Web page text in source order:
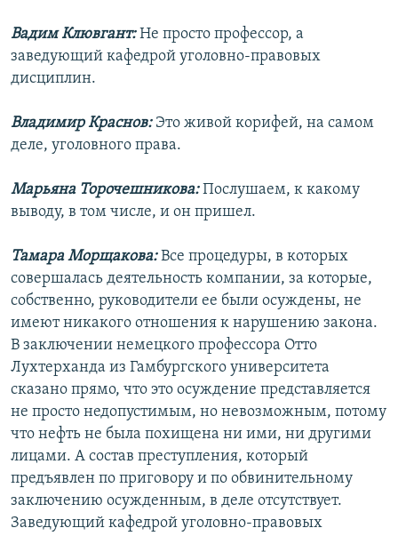
Вадим Клювгант:Не просто профессор, а
заведующий кафедрой уголовно-правовых
дисциплин.
Владимир Краснов:Это живой корифей, на самом
деле, уголовного права.
Марьяна Торочешникова:Послушаем, к какому
выводу, в том числе, и он пришел.
Тамара Морщакова:Все процедуры, в которых
совершалась деятельность компании, за которые,
собственно, руководители ее были осуждены, не
имеют никакого отношения к нарушению закона.
В заключении немецкого профессора Отто
Лухтерханда из Гамбургского университета
сказано прямо, что это осуждение представляется
не просто недопустимым, но невозможным, потому
что нефть не была похищена ни ими, ни другими
лицами. А состав преступления, который
предъявлен по приговору и по обвинительному
заключению осужденным, в деле отсутствует.
Заведующий кафедрой уголовно-правовых